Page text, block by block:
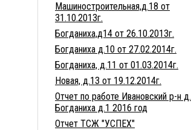
Машиностроительная,д.18 от
31.10.2013г.
Богданиха,д14 от 26.10.2013г.
Богданиха д.10 от 27.02.2014г.
Богданиха, д.11 от 01.03.2014г.
Новая, д.13 от 19.12.2014г.
Отчет по работе Ивановский р-н д.
Богданиха д.1 2016 год
Отчет ТСЖ "УСПЕХ"